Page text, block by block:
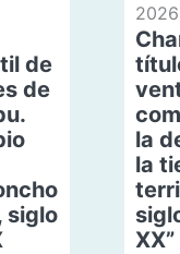
de
de
siglo
2026
la
la
XX”